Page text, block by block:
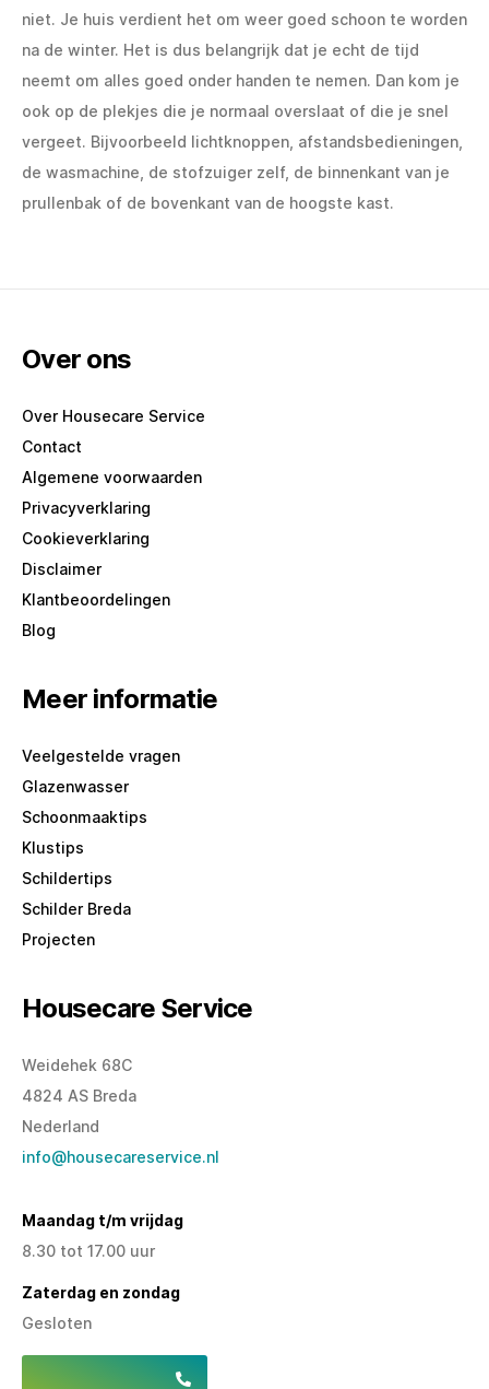
niet. Je huis verdient het om weer goed schoon te worden
na de winter. Het is dus belangrijk dat je echt de tijd
neemt om alles goed onder handen te nemen. Dan kom je
ook op de plekjes die je normaal overslaat of die je snel
vergeet. Bijvoorbeeld lichtknoppen, afstandsbedieningen,
de wasmachine, de stofzuiger zelf, de binnenkant van je
prullenbak of de bovenkant van de hoogste kast.
Over ons
Over Housecare Service
Contact
Algemene voorwaarden
Privacyverklaring
Cookieverklaring
Disclaimer
Klantbeoordelingen
Blog
Meer informatie
Veelgestelde vragen
Glazenwasser
Schoonmaaktips
Klustips
Schildertips
Schilder Breda
Projecten
Housecare Service
Weidehek 68C
4824 AS Breda
Nederland
info@housecareservice.nl
Maandag t/m vrijdag
8.30 tot 17.00 uur
Zaterdag en zondag
Gesloten